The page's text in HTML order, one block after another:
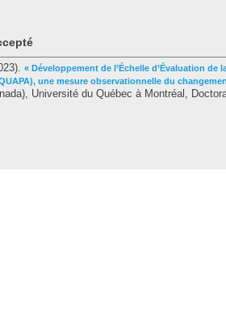
« Développement de l’Échelle d’Évaluation de
une mesure observationnelle du
Université du Québec à Montréal,